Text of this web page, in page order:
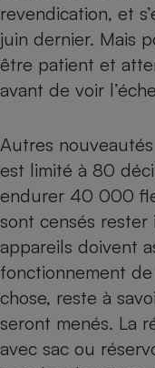
revendication, et
juin dernier. Mais
être patient et
avant de voir
Autres
est limité à 80
endurer 40 000
sont censés
appareils doivent
fonctionnement
chose, reste à
seront menés. La
avec sac ou